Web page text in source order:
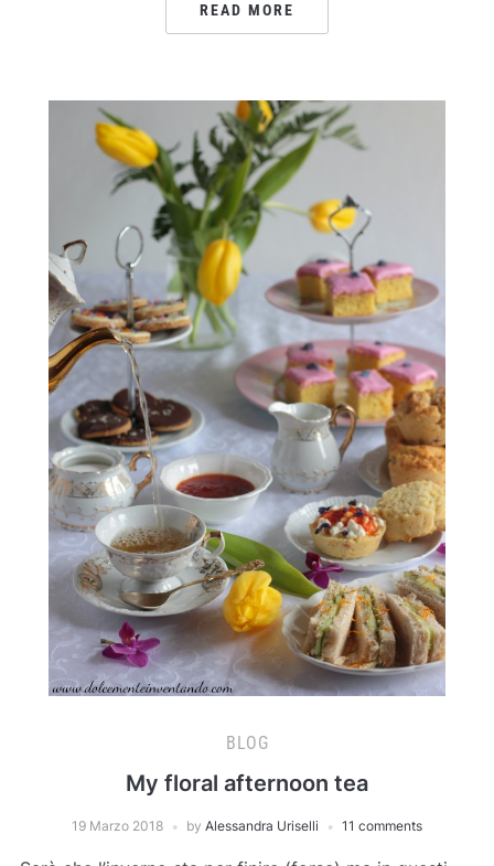
READ MORE
BLOG
My floral afternoon tea
19 Marzo 2018 by Alessandra Uriselli 11 comments